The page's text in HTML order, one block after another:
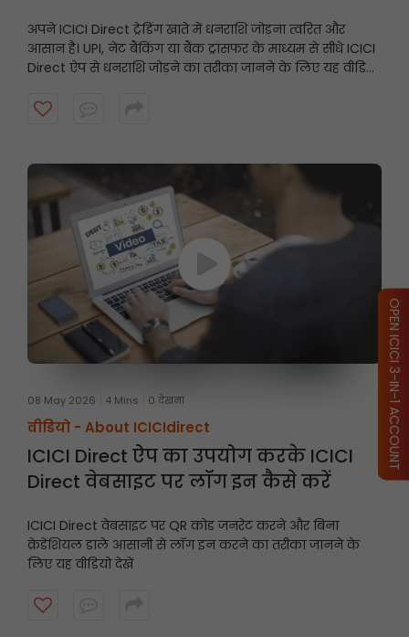
अपने ICICI Direct ट्रेडिंग खाते में धनराशि जोड़ना त्वरित और
आसान है। UPI, नेट बैंकिंग या बैंक ट्रांसफर के माध्यम से सीधे ICICI
Direct ऐप से धनराशि जोड़ने का तरीका जानने के लिए यह वीडियो
08 May 2026 4 Mins 0 देखना
वीडियो - About ICICIdirect
ICICI Direct ऐप का उपयोग करके ICICI
Direct वेबसाइट पर लॉग इन कैसे करें
ICICI Direct वेबसाइट पर QR कोड जनरेट करने और बिना
क्रेडेंशियल डाले आसानी से लॉग इन करने का तरीका जानने के
लिए यह वीडियो देखें
OPEN ICICI 3-IN-1 ACCOUNT